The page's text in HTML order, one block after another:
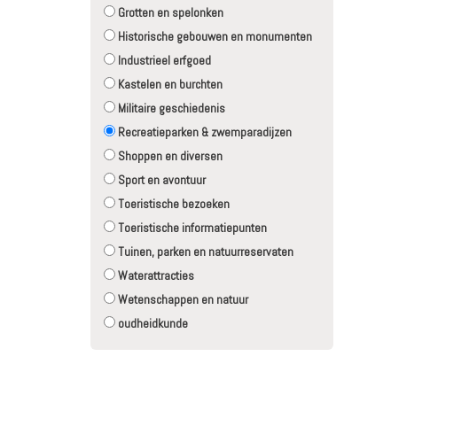
Grotten en spelonken
Historische gebouwen en monumenten
Industrieel erfgoed
Kastelen en burchten
Militaire geschiedenis
Recreatieparken & zwemparadijzen
Shoppen en diversen
Sport en avontuur
Toeristische bezoeken
Toeristische informatiepunten
Tuinen, parken en natuurreservaten
Waterattracties
Wetenschappen en natuur
oudheidkunde